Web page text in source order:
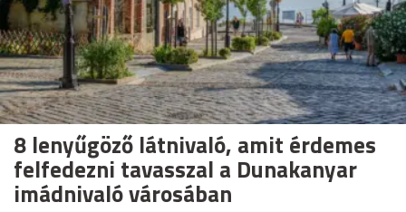
8 lenyűgöző látnivaló, amit érdemes
felfedezni tavasszal a Dunakanyar
imádnivaló városában